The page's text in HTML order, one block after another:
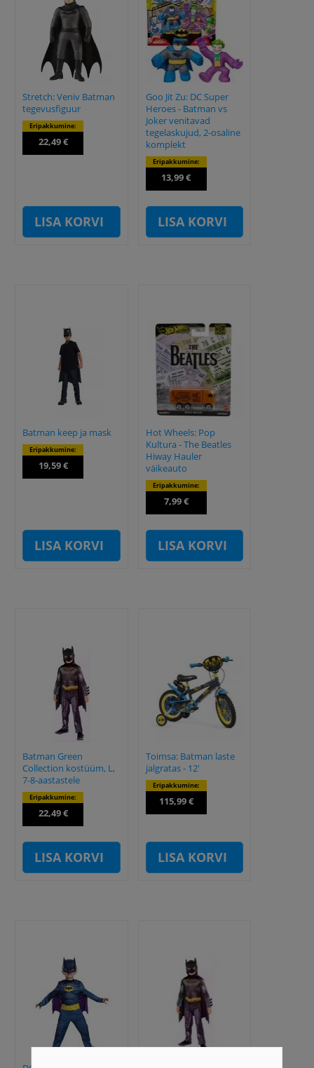
Stretch: Veniv Batman
tegevusfiguur
Eripakkumine:
22,49 €
LISA KORVI
Goo Jit Zu: DC Super
Heroes - Batman vs
Joker venitavad
tegelaskujud, 2-osaline
komplekt
Eripakkumine:
13,99 €
LISA KORVI
Batman keep ja mask
Eripakkumine:
19,59 €
LISA KORVI
Hot Wheels: Pop
Kultura - The Beatles
Hiway Hauler
väikeauto
Eripakkumine:
7,99 €
LISA KORVI
Batman Green
Collection kostüüm, L,
7-8-aastastele
Eripakkumine:
22,49 €
LISA KORVI
Toimsa: Batman laste
jalgratas - 12'
Eripakkumine:
115,99 €
LISA KORVI